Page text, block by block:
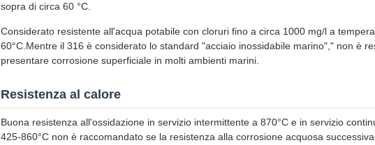
sopra di circa 60 °C.
Considerato resistente all'acqua potabile con cloruri fino a circa 1000 mg/l a
60°C.Mentre il 316 è considerato lo standard "acciaio inossidabile marino"," non è
presentare corrosione superficiale in molti ambienti marini.
Resistenza al calore
Buona resistenza all'ossidazione in servizio intermittente a 870°C e in servizio
425-860°C non è raccomandato se la resistenza alla corrosione acquosa